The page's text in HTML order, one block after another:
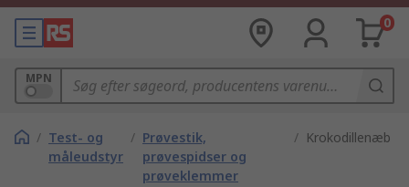
0
MPN
/ Test- og
måleudstyr
/ Prøvestik,
prøvespidser og
prøveklemmer
/ Krokodillenæb